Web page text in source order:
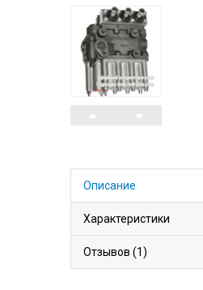
Описание
Характеристики
Отзывов (1)